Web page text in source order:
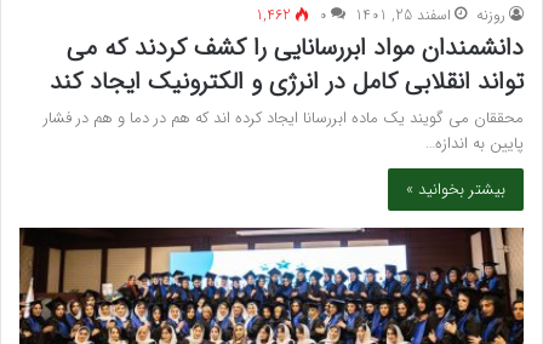
روزنه اسفند 25, 1401 ۰ 1,462
دانشمندان مواد ابررسانایی را کشف کردند که می
تواند انقلابی کامل در انرژی و الکترونیک ایجاد کند
محققان می گویند یک ماده ابررسانا ایجاد کرده اند که هم در دما و هم در فشار
پایین به اندازه…
بیشتر بخوانید »